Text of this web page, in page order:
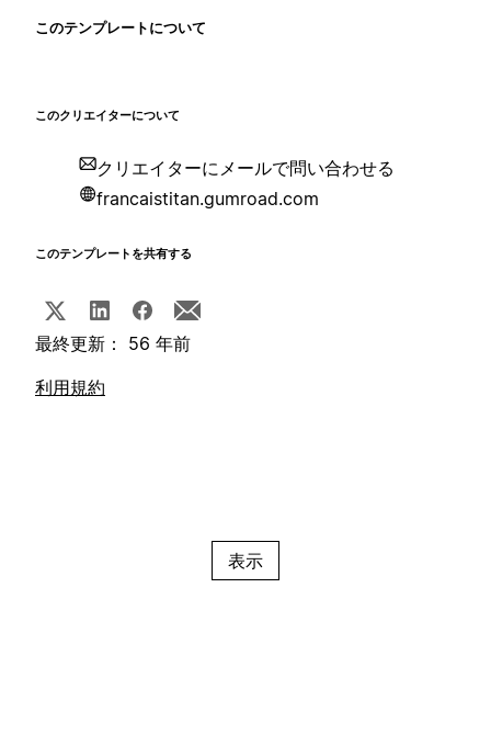
このテンプレートについて
このクリエイターについて
クリエイターにメールで問い合わせる
francaistitan.gumroad.com
このテンプレートを共有する
最終更新： 56 年前
利用規約
表示